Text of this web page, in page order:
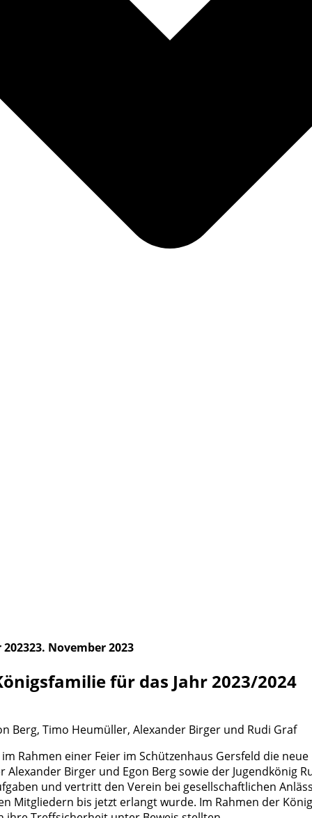
23. November 2023
für das Jahr 2023/2024
Berg, Timo Heu­mül­ler, Alex­an­der Bir­ger und Rudi Graf
Rah­men einer Fei­er im Schüt­zen­haus Gers­feld die
Bir­ger und Egon Berg sowie der Jugend­kö­nig
und ver­tritt den Ver­ein bei gesell­schaft­li­chen
Mit­glie­dern bis jetzt erlangt wur­de. Im Rah­men der